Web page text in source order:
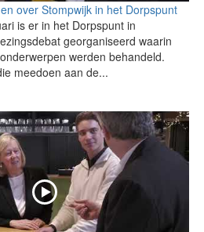
over Stompwijk in het Dorpspunt
is er in het Dorpspunt in
georganiseerd waarin
werden behandeld.
meedoen aan de...